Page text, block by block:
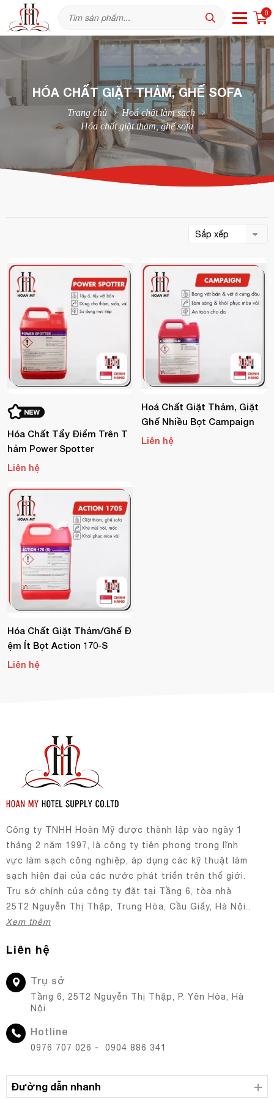
0
HÓA CHẤT GIẶT THẢM, GHẾ SOFA
Trang chủ
Hoá chất làm sạch
Hóa chất giặt thảm, ghế sofa
Hóa Chất Tẩy Điểm Trên T
Hảm Power Spotter
Liên hệ
Hoá Chất Giặt Thảm, Giặt
Ghế Nhiều Bọt Campaign
Liên hệ
Hóa Chất Giặt Thảm/ghế Đ
Ệm Ít Bọt Action 170-S
Liên hệ
Công ty TNHH Hoàn Mỹ được thành lập vào ngày 1
tháng 2 năm 1997, là công ty tiên phong trong lĩnh
vực làm sạch công nghiệp, áp dụng các kỹ thuật làm
sạch hiện đại của các nước phát triển trên thế giới.
Trụ sở chính của công ty đặt tại Tầng 6, tòa nhà
25T2 Nguyễn Thị Thập, Trung Hòa, Cầu Giấy, Hà Nội..
Xem thêm
Liên hệ
Trụ sở
Tầng 6, 25T2 Nguyễn Thị Thập, P. Yên Hòa, Hà
Nội
Hotline
0976 707 026 - 0904 886 341
Đường dẫn nhanh